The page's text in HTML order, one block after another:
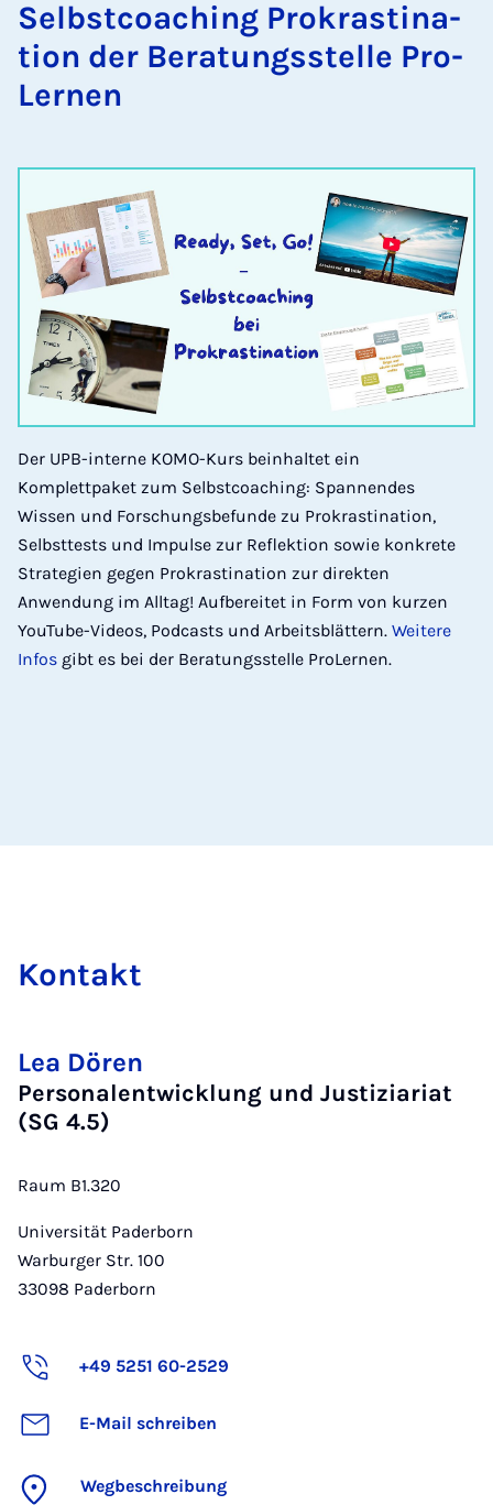
Selbst­coa­ching Pro­kras­ti­na­
ti­on der Be­ra­tungs­stel­le Pro­
Ler­nen
Der UPB-interne KOMO-Kurs beinhaltet ein
Komplettpaket zum Selbstcoaching: Spannendes
Wissen und Forschungsbefunde zu Prokrastination,
Selbsttests und Impulse zur Reflektion sowie konkrete
Strategien gegen Prokrastination zur direkten
Anwendung im Alltag! Aufbereitet in Form von kurzen
YouTube-Videos, Podcasts und Arbeitsblättern. Weitere
Infos gibt es bei der Beratungsstelle ProLernen.
Kon­takt
Lea Dören
Personalentwicklung und Justiziariat
(SG 4.5)
Raum B1.320
Universität Paderborn
Warburger Str. 100
33098 Paderborn
+49 5251 60-2529
E-Mail schreiben
Wegbeschreibung